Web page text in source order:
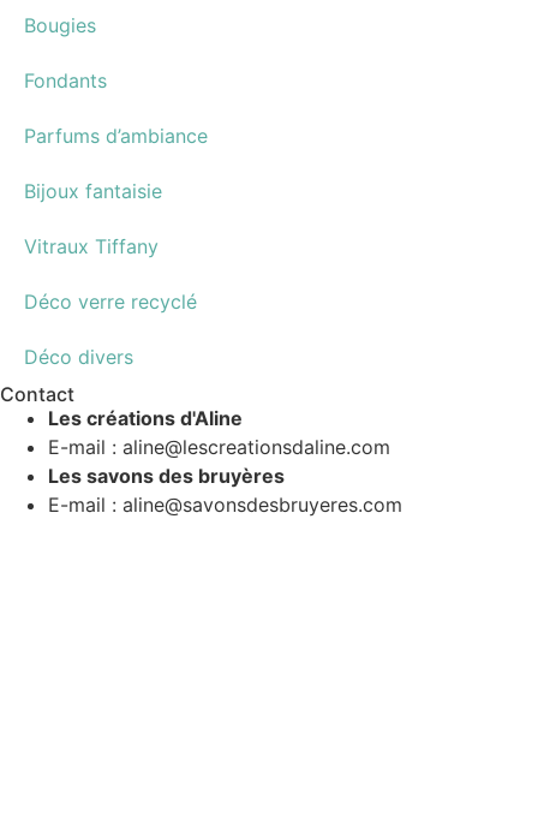
Bougies
Fondants
Parfums d’ambiance
Bijoux fantaisie
Vitraux Tiffany
Déco verre recyclé
Déco divers
Contact
Les créations d'Aline
E-mail : aline@lescreationsdaline.com
Les savons des bruyères
E-mail : aline@savonsdesbruyeres.com